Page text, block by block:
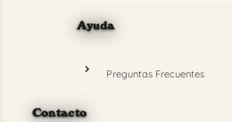
Ayuda
Preguntas Frecuentes
Contacto